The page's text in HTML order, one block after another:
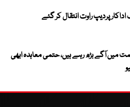
پردیپ راوت انتقال کر گئے
میں آگے بڑھ رہے ہیں، حتمی معاہدہ ابھی